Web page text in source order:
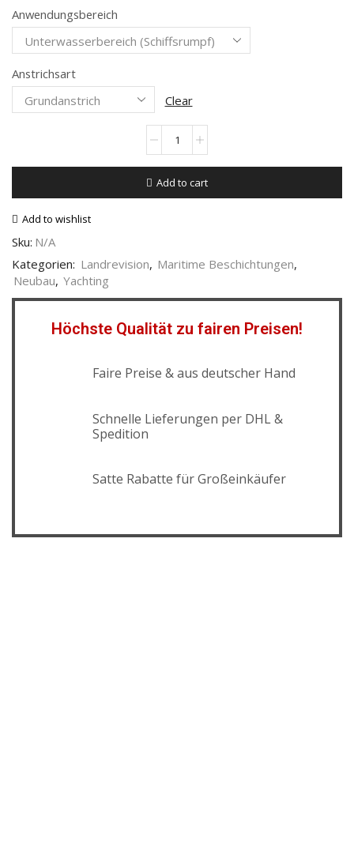
Anwendungsbereich
Anstrichsart
Clear
Add to cart
Add to wishlist
Sku: N/A
Kategorien: Landrevision, Maritime Beschichtungen,
Neubau, Yachting
Höchste Qualität zu fairen Preisen!
Faire Preise & aus deutscher Hand
Schnelle Lieferungen per DHL &
Spedition
Satte Rabatte für Großeinkäufer